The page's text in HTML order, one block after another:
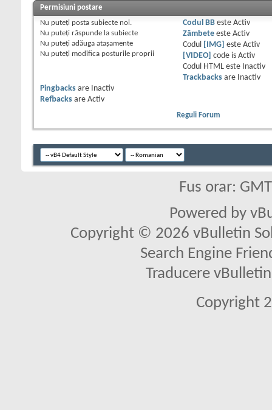
Permisiuni postare
Nu puteţi posta subiecte noi.
Nu puteţi răspunde la subiecte
Nu puteţi adăuga ataşamente
Nu puteţi modifica posturile proprii
Codul BBeste Activ
Zâmbeteeste Activ
Codul
[IMG] este Activ
[VIDEO]
code is Activ
Codul HTML este
Inactiv
Trackbacksare
Inactiv
Pingbacks are
Inactiv
Refbacks are Activ
Reguli Forum
Fus orar:
Powered by
Copyright © 2026 vBulletin
Search Engine
Traducere
Copyright